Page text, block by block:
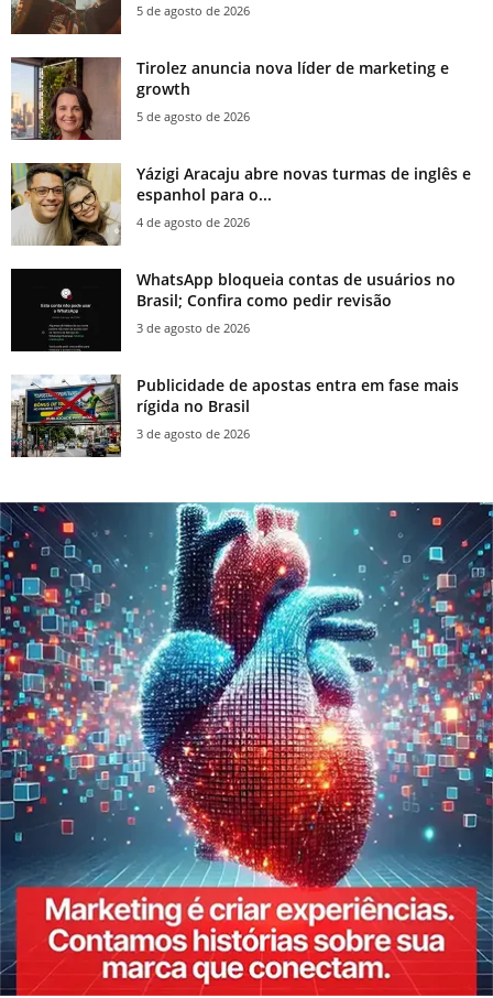
5 de agosto de 2026
Tirolez anuncia nova líder de marketing e
growth
5 de agosto de 2026
Yázigi Aracaju abre novas turmas de inglês e
espanhol para o...
4 de agosto de 2026
WhatsApp bloqueia contas de usuários no
Brasil; Confira como pedir revisão
3 de agosto de 2026
Publicidade de apostas entra em fase mais
rígida no Brasil
3 de agosto de 2026